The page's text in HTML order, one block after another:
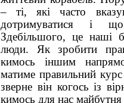
– ті, які часто
дотримуватися і
Здебільшого, це наші
люди. Як зробити
кимось іншим
матиме правильний
зверне він когось із
кимось для нас